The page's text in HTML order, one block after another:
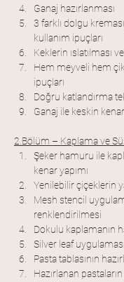
Ganaj hazırlanması
3 farklı dolgu
kullanım ipuçları
Keklerin ıslatılması
Hem meyveli hem
ipuçları
Doğru katlandırma
Ganaj ile keskin
2.Bölüm – Kaplama ve
Şeker hamuru ile
kenar yapımı
Yenilebilir çiçeklerin
Mesh stencil
renklendirilmesi
Dokulu kaplamanın
Silver leaf uygulaması
Pasta tablasının
Hazırlanan